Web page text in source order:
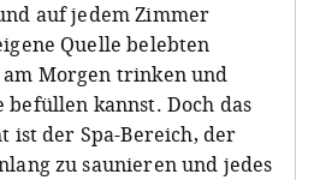
auf jedem Zimmer
Quelle belebten
am Morgen trinken und
befüllen kannst. Doch das
ist der Spa-Bereich, der
zu saunieren und jedes